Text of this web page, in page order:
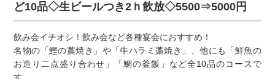
ど10品◇生ビールつき2ｈ飲放◇5500⇒5000円
飲み会イチオシ！飲み会など各種宴会におすすめ！
名物の「鰹の藁焼き」や「牛ハラミ藁焼き」、他にも「鮮魚の
お造り二点盛り合わせ」「鯛の釜飯」など全10品のコースで
す。